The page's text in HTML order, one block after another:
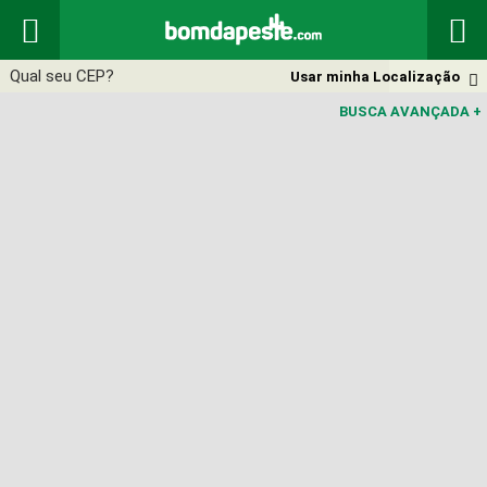
 

Usar minha Localização
BUSCA AVANÇADA +